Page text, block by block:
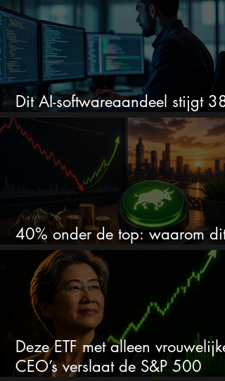
Dit AI-softwareaandeel stijgt
en zet de SaaS-crash op zijn
40% onder de top: waarom dit
aandeel weer interessant wordt
Deze ETF met alleen vrouwelijke
CEO’s verslaat de S&P 500